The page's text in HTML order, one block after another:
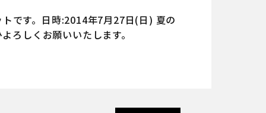
です。日時:2014年7月27日(日) 夏の
ろしくお願いいたします。